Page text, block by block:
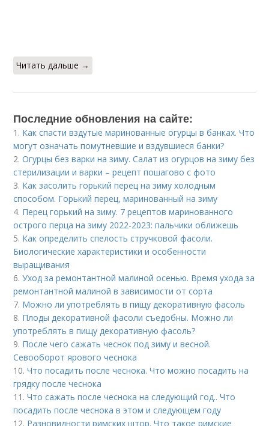
Читать дальше →
Последние обновления на сайте:
1. Как спасти вздутые маринованные огурцы в банках. Что
могут означать помутневшие и вздувшиеся банки?
2.Огурцы без варки на зиму. Салат из огурцов на зиму без
стерилизации и варки – рецепт пошагово с фото
3. Как засолить горький перец на зиму холодным
способом. Горький перец, маринованный на зиму
4. Перец горький на зиму. 7 рецептов маринованного
острого перца на зиму 2022-2023: пальчики оближешь
5. Как определить спелость стручковой фасоли.
Биологические характеристики и особенности
выращивания
6.Уход за ремонтантной малиной осенью. Время ухода за
ремонтантной малиной в зависимости от сорта
7. Можно ли употреблять в пищу декоративную фасоль
8. Плоды декоративной фасоли съедобны. Можно ли
употреблять в пищу декоративную фасоль?
9. После чего сажать чеснок под зиму и весной.
Севооборот ярового чеснока
10.Что посадить после чеснока. Что можно посадить на
грядку после чеснока
11.Что сажать после чеснока на следующий год.. Что
посадить после чеснока в этом и следующем году
12. Разновидности римских штор. Что такое римские